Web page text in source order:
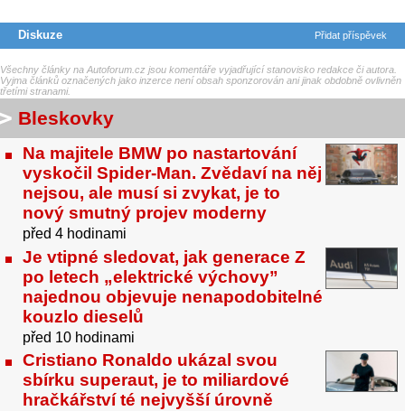
Diskuze Přidat příspěvek
Všechny články na Autoforum.cz jsou komentáře vyjadřující stanovisko redakce či autora.
Vyjma článků označených jako inzerce není obsah sponzorován ani jinak obdobně ovlivněn
třetími stranami.
Bleskovky
Na majitele BMW po nastartování
vyskočil Spider-Man. Zvědaví na něj
nejsou, ale musí si zvykat, je to
nový smutný projev moderny
před 4 hodinami
Je vtipné sledovat, jak generace Z
po letech „elektrické výchovy”
najednou objevuje nenapodobitelné
kouzlo dieselů
před 10 hodinami
Cristiano Ronaldo ukázal svou
sbírku superaut, je to miliardové
hračkářství té nejvyšší úrovně